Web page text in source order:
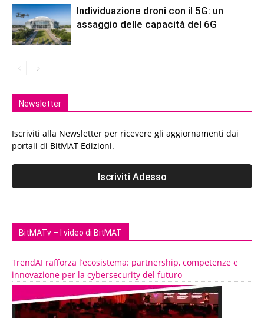
Individuazione droni con il 5G: un
assaggio delle capacità del 6G
Newsletter
Iscriviti alla Newsletter per ricevere gli aggiornamenti dai
portali di BitMAT Edizioni.
BitMATv – I video di BitMAT
TrendAI rafforza l’ecosistema: partnership, competenze e
innovazione per la cybersecurity del futuro